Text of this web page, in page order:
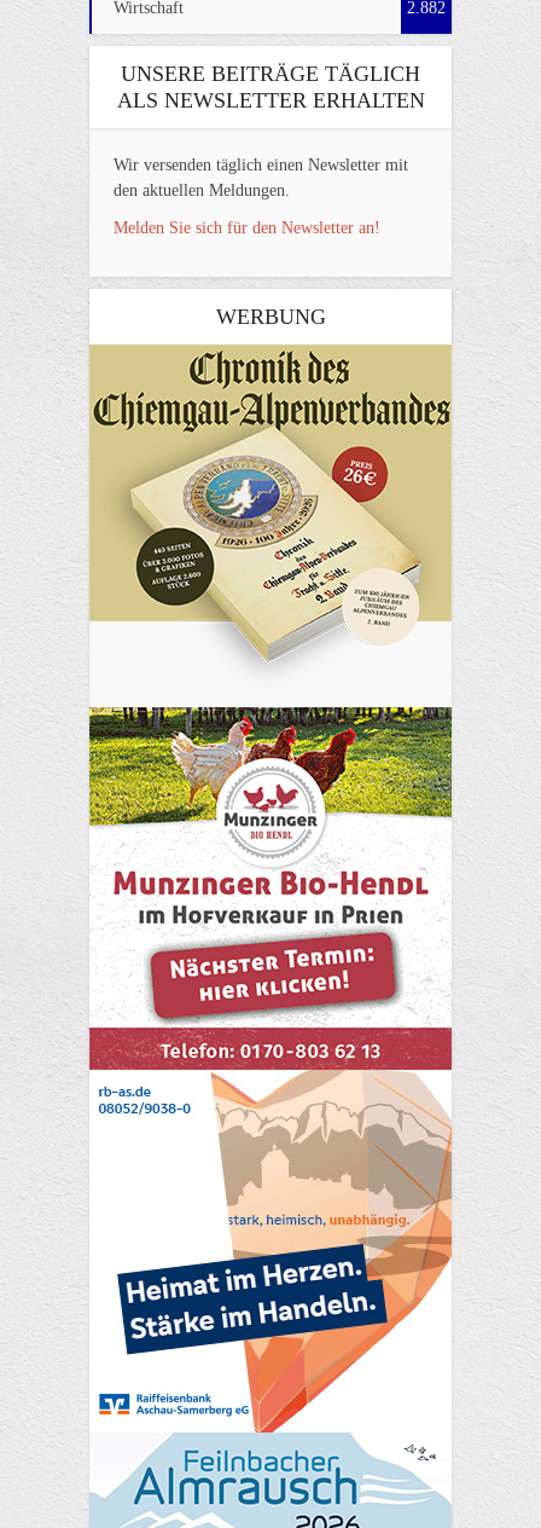
Wirtschaft 2.882
UNSERE BEITRÄGE TÄGLICH
ALS NEWSLETTER ERHALTEN
Wir versenden täglich einen Newsletter mit
den aktuellen Meldungen.
Melden Sie sich für den Newsletter an!
WERBUNG